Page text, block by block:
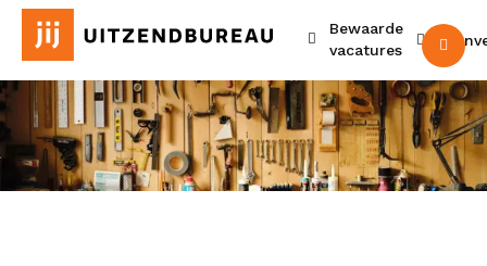
Bewaarde
vacatures